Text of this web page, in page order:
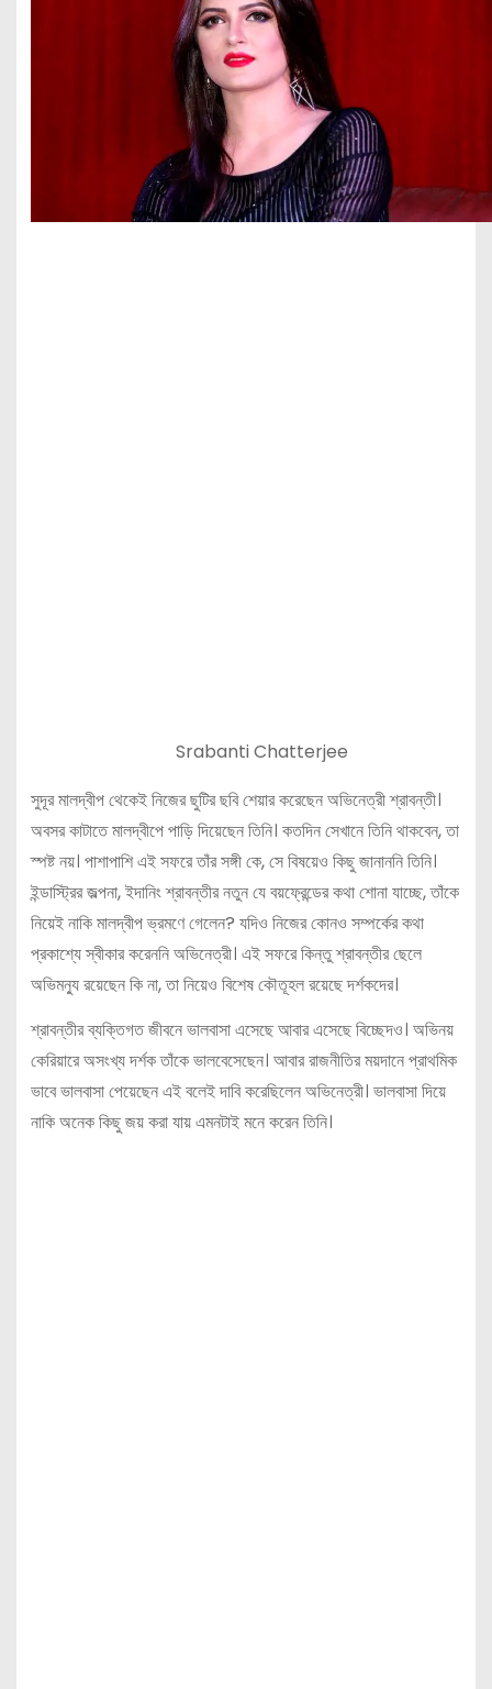
Srabanti Chatterjee
সুদূর মালদ্বীপ থেকেই নিজের ছুটির ছবি শেয়ার করেছেন অভিনেত্রী শ্রাবন্তী।
অবসর কাটাতে মালদ্বীপে পাড়ি দিয়েছেন তিনি। কতদিন সেখানে তিনি থাকবেন, তা
স্পষ্ট নয়। পাশাপাশি এই সফরে তাঁর সঙ্গী কে, সে বিষয়েও কিছু জানাননি তিনি।
ইন্ডাস্ট্রির জল্পনা, ইদানিং শ্রাবন্তীর নতুন যে বয়ফ্রেন্ডের কথা শোনা যাচ্ছে, তাঁকে
নিয়েই নাকি মালদ্বীপ ভ্রমণে গেলেন? যদিও নিজের কোনও সম্পর্কের কথা
প্রকাশ্যে স্বীকার করেননি অভিনেত্রী। এই সফরে কিন্তু শ্রাবন্তীর ছেলে
অভিমন্যু রয়েছেন কি না, তা নিয়েও বিশেষ কৌতূহল রয়েছে দর্শকদের।
শ্রাবন্তীর ব্যক্তিগত জীবনে ভালবাসা এসেছে আবার এসেছে বিচ্ছেদও। অভিনয়
কেরিয়ারে অসংখ্য দর্শক তাঁকে ভালবেসেছেন। আবার রাজনীতির ময়দানে প্রাথমিক
ভাবে ভালবাসা পেয়েছেন এই বলেই দাবি করেছিলেন অভিনেত্রী। ভালবাসা দিয়ে
নাকি অনেক কিছু জয় করা যায় এমনটাই মনে করেন তিনি।